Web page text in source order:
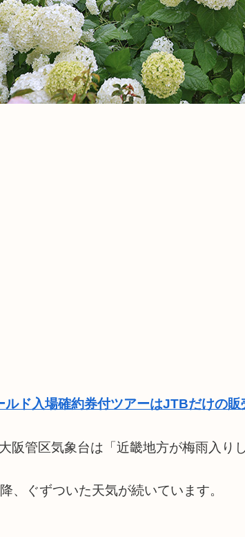
ルド入場確約券付ツアーはJTBだけの販
阪管区気象台は「近畿地方が梅雨入り
、ぐずついた天気が続いています。